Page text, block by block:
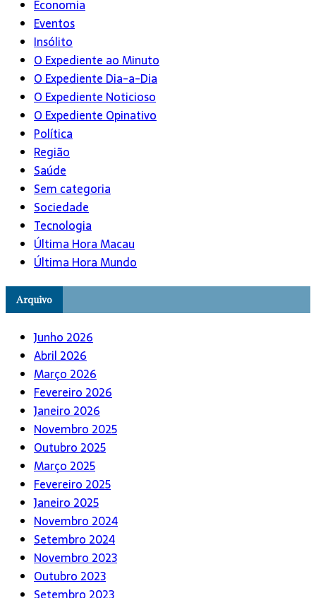
Economia
Eventos
Insólito
O Expediente ao Minuto
O Expediente Dia-a-Dia
O Expediente Noticioso
O Expediente Opinativo
Política
Região
Saúde
Sem categoria
Sociedade
Tecnologia
Última Hora Macau
Última Hora Mundo
Arquivo
Junho 2026
Abril 2026
Março 2026
Fevereiro 2026
Janeiro 2026
Novembro 2025
Outubro 2025
Março 2025
Fevereiro 2025
Janeiro 2025
Novembro 2024
Setembro 2024
Novembro 2023
Outubro 2023